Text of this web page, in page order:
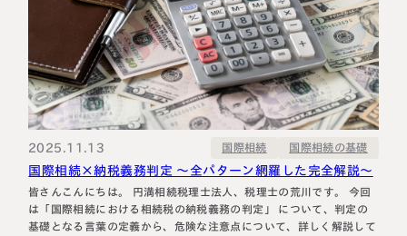
東京都港区南青山一丁目2番6号
ラティス青山スクエア2階
大阪事務所
〒530-0017
大阪府大阪市北区角田町8番47号
阪急グランドビル20階
Access
2025.11.13 国際相続 国際相続の基礎
国際相続×納税義務判定 ～全パターン網羅した完全解説～
皆さんこんにちは。 円満相続税理士法人、税理士の荒川です。 今回
は「国際相続における相続税の納税義務の判定」 について、判定の
基礎となる言葉の定義から、危険な注意点について、詳しく解説して